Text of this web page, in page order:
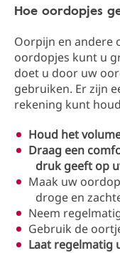
Hoe oordopjes
Oorpijn en andere
oordopjes kunt u
doet u door uw
gebruiken. Er zijn
rekening kunt
Houd het
Draag een
druk geeft op
Maak uw
droge en
Neem
Gebruik de
Laat regelmatig